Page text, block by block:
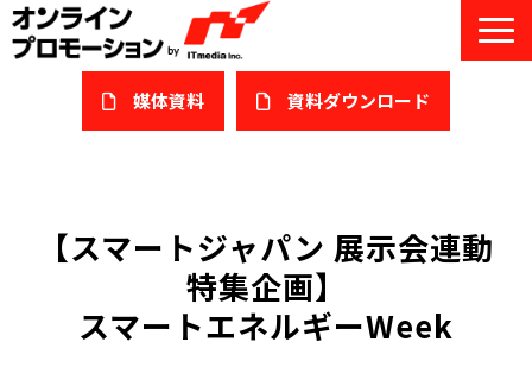
媒体資料 ​資料ダウンロード
私たちについて
サービスガイド/お役立ち資料
課題/ターゲット別で探す
【スマートジャパン 展示会連動
特集企画】
スマートエネルギーWeek